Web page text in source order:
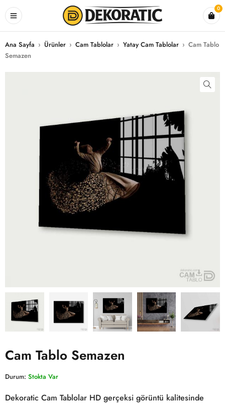
0
Ana Sayfa › Ürünler › Cam Tablolar › Yatay Cam Tablolar › Cam Tablo
Semazen
Cam Tablo Semazen
Durum: Stokta Var
Dekoratic Cam Tablolar HD gerçeksi görüntü kalitesinde